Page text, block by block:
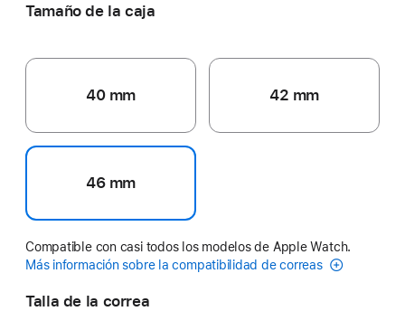
Tamaño de la caja
40 mm 42 mm
46 mm
Compatible con casi todos los modelos de Apple Watch.
Más información sobre la compatibilidad de correas
Talla de la correa